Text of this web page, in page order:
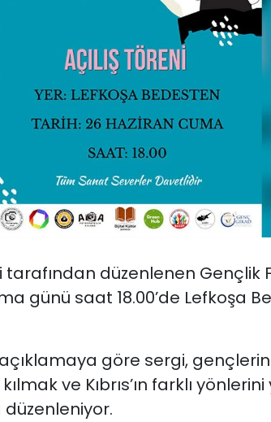
tarafından düzenlenen Gençlik
günü saat 18.00’de Lefkoşa
göre sergi,
ve Kıbrıs’ın farklı